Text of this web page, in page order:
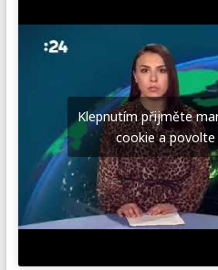
Klepnutím přijměte
cookie a